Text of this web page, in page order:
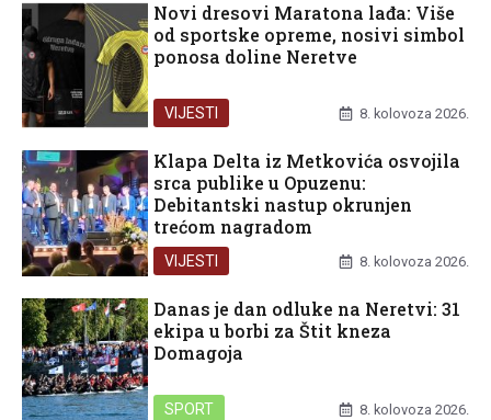
Novi dresovi Maratona lađa: Više
od sportske opreme, nosivi simbol
ponosa doline Neretve
VIJESTI 8. kolovoza 2026.
Klapa Delta iz Metkovića osvojila
srca publike u Opuzenu:
Debitantski nastup okrunjen
trećom nagradom
VIJESTI 8. kolovoza 2026.
Danas je dan odluke na Neretvi: 31
ekipa u borbi za Štit kneza
Domagoja
SPORT 8. kolovoza 2026.